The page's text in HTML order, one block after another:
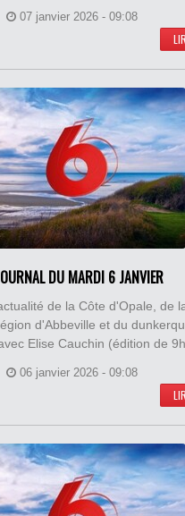
07 janvier 2026 - 09:08
DU MARDI 6 JANVIER
de la Côte d'Opale, de
d'Abbeville et du
Elise Cauchin (édition de
06 janvier 2026 - 09:08